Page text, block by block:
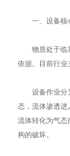
一、设备核
物质处于临界
依据。目前行业
设备作业分为
态，流体渗透
流体转化为气态
构的破坏。